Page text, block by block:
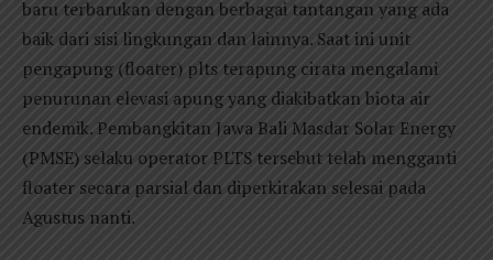
baru terbarukan dengan berbagai tantangan yang ada
baik dari sisi lingkungan dan lainnya. Saat ini unit
pengapung (floater) plts terapung cirata mengalami
penurunan elevasi apung yang diakibatkan biota air
endemik. Pembangkitan Jawa Bali Masdar Solar Energy
(PMSE) selaku operator PLTS tersebut telah mengganti
floater secara parsial dan diperkirakan selesai pada
Agustus nanti.